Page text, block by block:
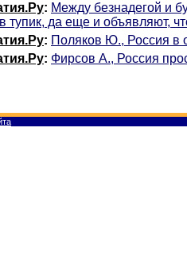
: Между безнадегой и
тупик, да еще и объявляют,
: Поляков Ю., Россия в
: Фирсов А., Россия